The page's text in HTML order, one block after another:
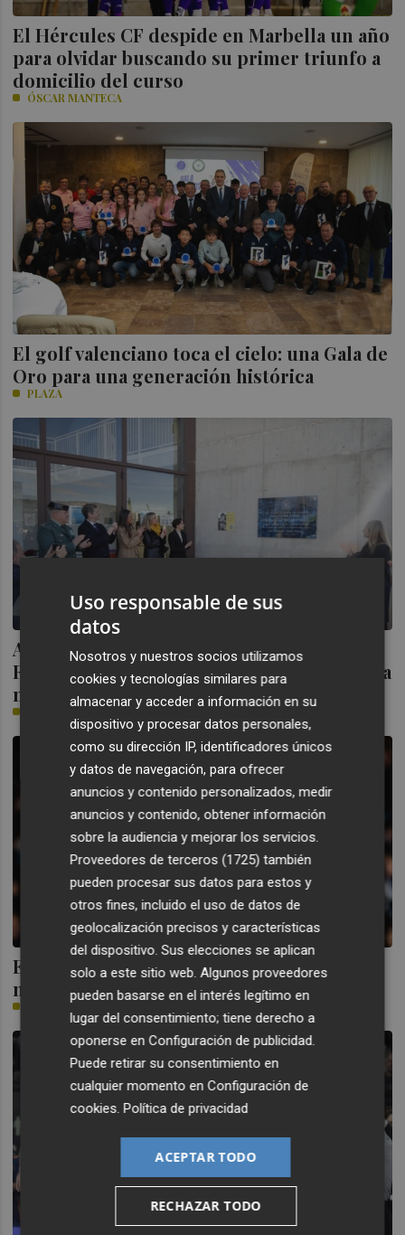
El Hércules CF despide en Marbella un año
para olvidar buscando su primer triunfo a
domicilio del curso
ÓSCAR MANTECA
El golf valenciano toca el cielo: una Gala de
Oro para una generación histórica
PLAZA
Ana Carrasco ya tiene su placa 'Murcia,
Región de Mujeres' en el pabellón al que da
nombre en Cehegín
Este es el once del Levante UD para
medirse a la Real Sociedad
Uso responsable de sus
datos
Nosotros y nuestros socios utilizamos
cookies y tecnologías similares para
almacenar y acceder a información en su
dispositivo y procesar datos personales,
como su dirección IP, identificadores únicos
y datos de navegación, para ofrecer
anuncios y contenido personalizados, medir
anuncios y contenido, obtener información
sobre la audiencia y mejorar los servicios.
Proveedores de terceros (1725) también
pueden procesar sus datos para estos y
otros fines, incluido el uso de datos de
geolocalización precisos y características
del dispositivo. Sus elecciones se aplican
solo a este sitio web. Algunos proveedores
pueden basarse en el interés legítimo en
lugar del consentimiento; tiene derecho a
oponerse enConfiguración de publicidad.
Puede retirar su consentimiento en
cualquier momento enConfiguración de
cookies.Política de privacidad
ACEPTAR TODO
RECHAZAR TODO